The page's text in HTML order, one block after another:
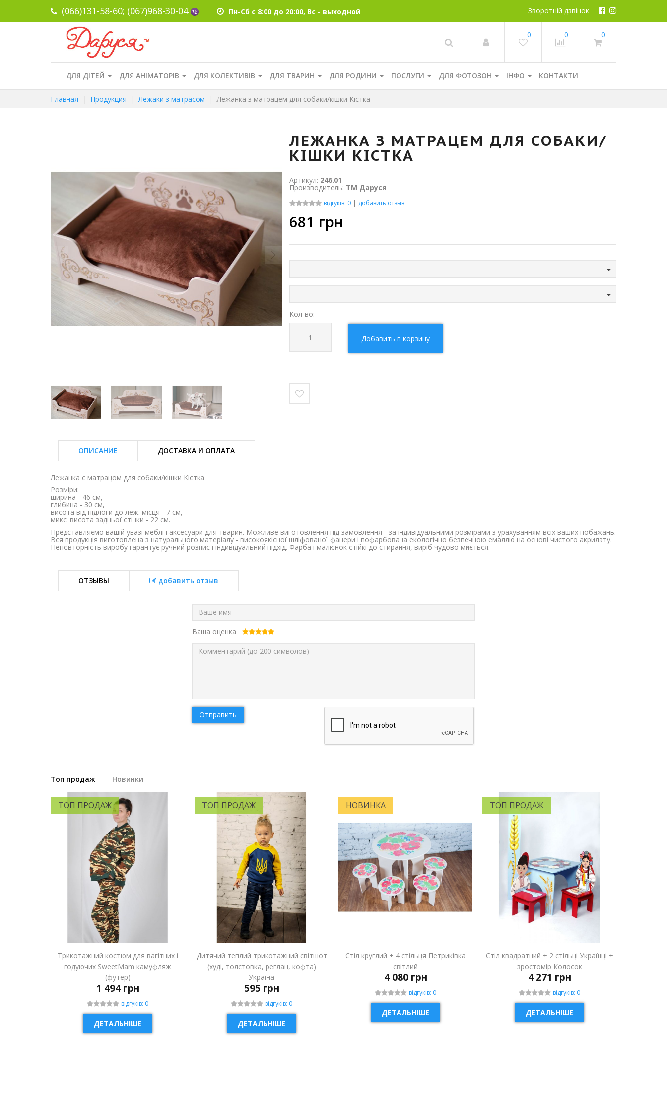
(066)131-58-60; (067)968-30-04 Пн-Сб с 8:00 до 20:00, Вс - выходной Зворотній дзвінок
0
0
0
ДЛЯ ДІТЕЙ ДЛЯ АНІМАТОРІВ ДЛЯ КОЛЕКТИВІВ ДЛЯ ТВАРИН ДЛЯ РОДИНИ ПОСЛУГИ ДЛЯ ФОТОЗОН ІНФО КОНТАКТИ
Главная Продукция Лежаки з матрасом Лежанка з матрацем для собаки/кішки Кістка
ЛЕЖАНКА З МАТРАЦЕМ ДЛЯ СОБАКИ/
КІШКИ КІСТКА
Артикул: 246.01
Производитель: ТМ Даруся
відгуків: 0 | добавить отзыв
681 грн
Кол-во:
Добавить в корзину
ОПИСАНИЕ ДОСТАВКА И ОПЛАТА
Лежанка с матрацом для собаки/кішки Кістка
Розміри:
ширина - 46 см,
глибина - 30 см,
висота від підлоги до леж. місця - 7 см,
микс. висота задньої стінки - 22 см.
Представляємо вашій увазі меблі і аксесуари для тварин. Можливе виготовлення під замовлення - за індивідуальними розмірами з урахуванням всіх ваших побажань.
Вся продукція виготовлена ​​з натурального матеріалу - високоякісної шліфованої фанери і пофарбована екологічно безпечною емаллю на основі чистого акрилату.
Неповторність виробу гарантує ручний розпис і індивідуальний підхід. Фарба і малюнок стійкі до стирання, виріб чудово миється.
ОТЗЫВЫ добавить отзыв
Ваша оценка
Отправить
Топ продаж Новинки
ТОП ПРОДАЖ
Трикотажний костюм для вагітних і
годуючих SweetMam камуфляж
(футер)
1 494 грн
відгуків: 0
ДЕТАЛЬНІШЕ
ТОП ПРОДАЖ
Дитячий теплий трикотажний світшот
(худі, толстовка, реглан, кофта)
Україна
595 грн
відгуків: 0
ДЕТАЛЬНІШЕ
НОВИНКА
Стіл круглий + 4 стільця Петриківка
світлий
4 080 грн
відгуків: 0
ДЕТАЛЬНІШЕ
ТОП ПРОДАЖ
Стіл квадратний + 2 стільці Українці +
зростомір Колосок
4 271 грн
відгуків: 0
ДЕТАЛЬНІШЕ